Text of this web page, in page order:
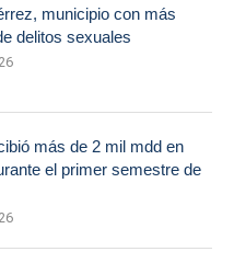
municipio con más
delitos sexuales
más de 2 mil mdd en
el primer semestre de